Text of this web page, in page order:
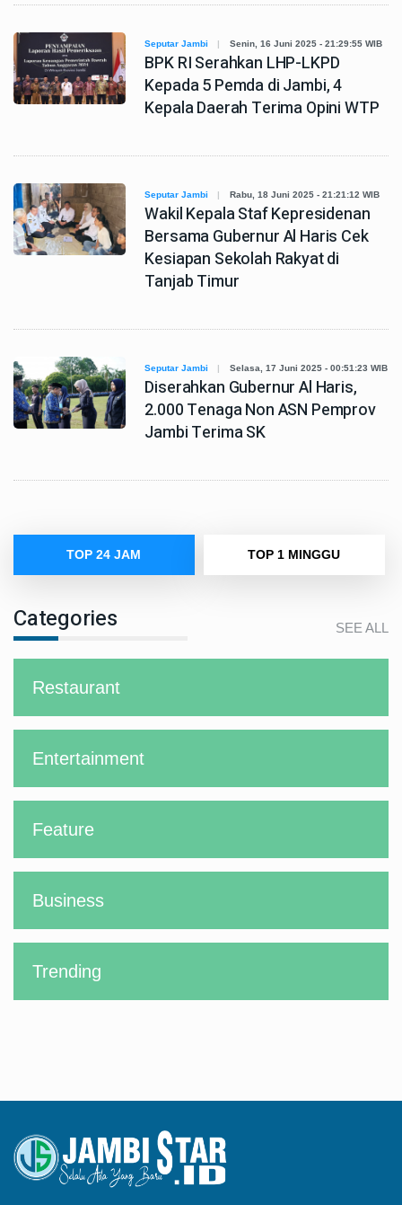
Seputar Jambi Senin, 16 Juni 2025 - 21:29:55 WIB
BPK RI Serahkan LHP-LKPD
Kepada 5 Pemda di Jambi, 4
Kepala Daerah Terima Opini WTP
Seputar Jambi Rabu, 18 Juni 2025 - 21:21:12 WIB
Wakil Kepala Staf Kepresidenan
Bersama Gubernur Al Haris Cek
Kesiapan Sekolah Rakyat di
Tanjab Timur
Seputar Jambi Selasa, 17 Juni 2025 - 00:51:23 WIB
Diserahkan Gubernur Al Haris,
2.000 Tenaga Non ASN Pemprov
Jambi Terima SK
TOP 24 JAM TOP 1 MINGGU
Categories SEE ALL
Restaurant
Entertainment
Feature
Business
Trending